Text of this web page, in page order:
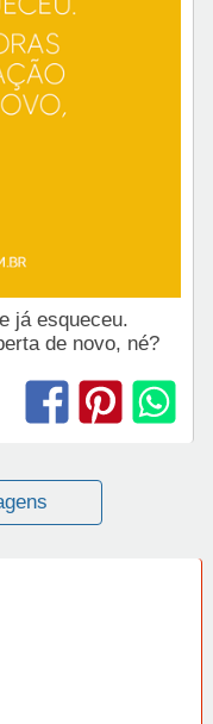
já esqueceu.
de novo, né?